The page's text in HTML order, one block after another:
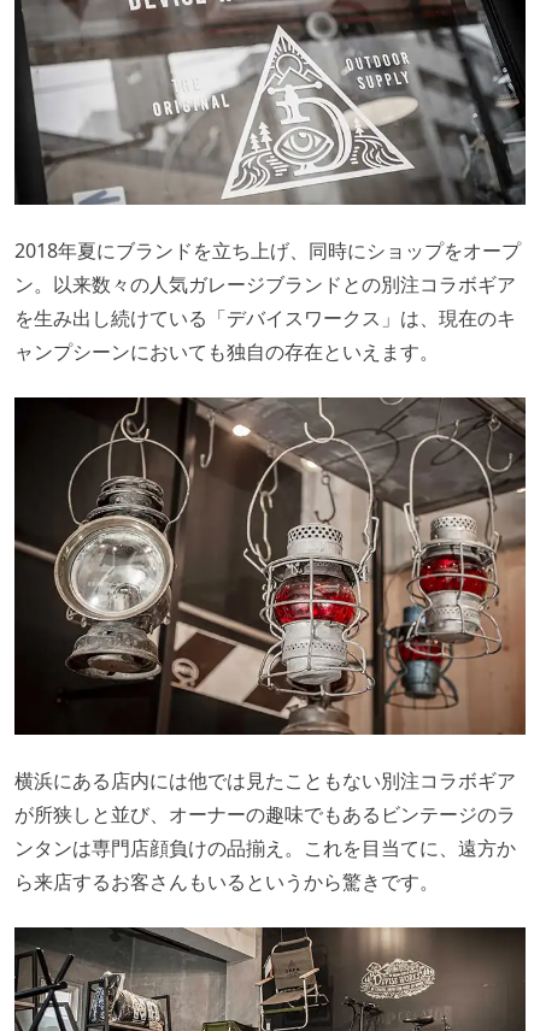
2018年夏にブランドを立ち上げ、同時にショップをオープ
ン。以来数々の人気ガレージブランドとの別注コラボギア
を生み出し続けている「デバイスワークス」は、現在のキ
ャンプシーンにおいても独自の存在といえます。
横浜にある店内には他では見たこともない別注コラボギア
が所狭しと並び、オーナーの趣味でもあるビンテージのラ
ンタンは専門店顔負けの品揃え。これを目当てに、遠方か
ら来店するお客さんもいるというから驚きです。